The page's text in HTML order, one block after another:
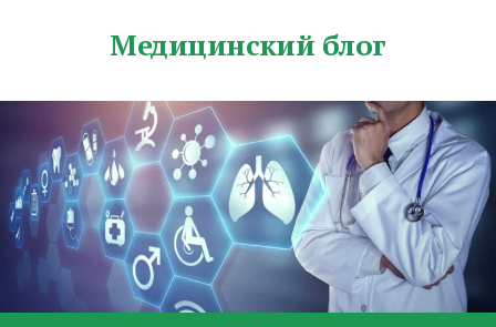
Медицинский блог